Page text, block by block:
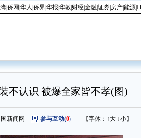
|侨网 华人 侨界|华报 华教| 财经|金融|证券| 房产|能源|
不认识 被爆全家皆不孝(图)
国新闻网 参与互动(0) 【字体： ↑大 ↓小】